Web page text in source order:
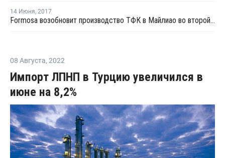
14 Июня, 2017
Formosa возобновит производство ТФК в Майлиао во второй половине июня
08 Августа, 2022
Импорт ЛПНП в Турцию увеличился в
июне на 8,2%